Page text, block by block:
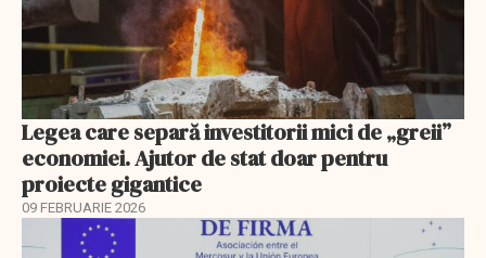
Legea care separă investitorii mici de „greii”
economiei. Ajutor de stat doar pentru
proiecte gigantice
09 FEBRUARIE 2026